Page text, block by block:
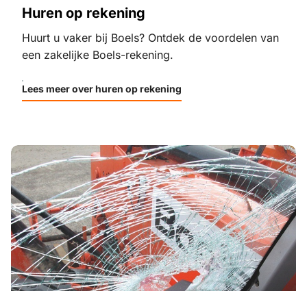
Huren op rekening
Huurt u vaker bij Boels? Ontdek de voordelen van
een zakelijke Boels-rekening.
Lees meer over huren op rekening